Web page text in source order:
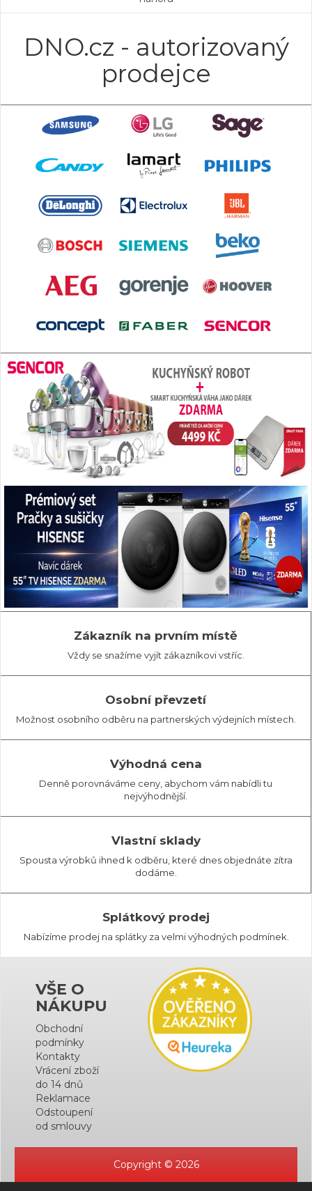
DNO.cz - autorizovaný
prodejce
Zákazník na prvním místě
Vždy se snažíme vyjít zákazníkovi vstříc.
Osobní převzetí
Možnost osobního odběru na partnerských výdejních místech.
Výhodná cena
Denně porovnáváme ceny, abychom vám nabídli tu
nejvýhodnější.
Vlastní sklady
Spousta výrobků ihned k odběru, které dnes objednáte zítra
dodáme.
Splátkový prodej
Nabízíme prodej na splátky za velmi výhodných podmínek.
VŠE O
NÁKUPU
Obchodní
podmínky
Kontakty
Vrácení zboží
do 14 dnů
Reklamace
Odstoupení
od smlouvy
Copyright © 2026